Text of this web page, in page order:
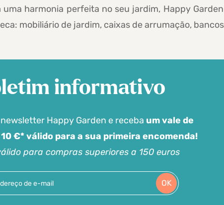
uma harmonia perfeita no seu jardim, Happy
mobiliário de jardim, caixas de arrumação,
informativo
Happy Garden e receba um vale de
€* válido para a sua primeira encomenda!
para compras superiores a 150 euros
OK